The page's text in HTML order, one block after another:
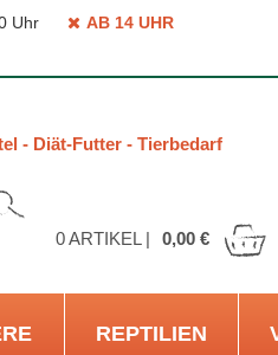
Uhr
AB 14 UHR
- Diät-Futter - Tierbedarf
0ARTIKEL | 0,00 €
REPTILIEN